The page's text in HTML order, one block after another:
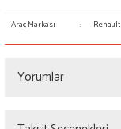
Araç Markası : Renault
Yorumlar